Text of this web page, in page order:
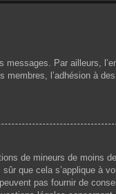
Par ailleurs,
l’adhésion à
de mineurs de moins
que cela s’applique à
pas fournir de